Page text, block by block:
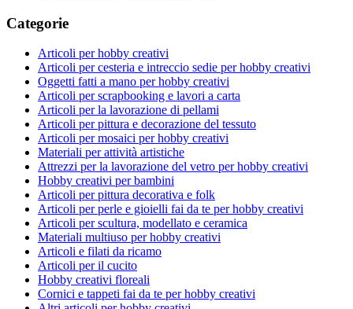
Categorie
Articoli per hobby creativi
Articoli per cesteria e intreccio sedie per hobby creativi
Oggetti fatti a mano per hobby creativi
Articoli per scrapbooking e lavori a carta
Articoli per la lavorazione di pellami
Articoli per pittura e decorazione del tessuto
Articoli per mosaici per hobby creativi
Materiali per attività artistiche
Attrezzi per la lavorazione del vetro per hobby creativi
Hobby creativi per bambini
Articoli per pittura decorativa e folk
Articoli per perle e gioielli fai da te per hobby creativi
Articoli per scultura, modellato e ceramica
Materiali multiuso per hobby creativi
Articoli e filati da ricamo
Articoli per il cucito
Hobby creativi floreali
Cornici e tappeti fai da te per hobby creativi